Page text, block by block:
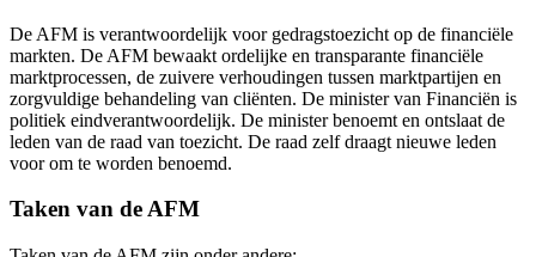
De AFM is verantwoordelijk voor gedragstoezicht op de financiële
markten. De AFM bewaakt ordelijke en transparante financiële
marktprocessen, de zuivere verhoudingen tussen marktpartijen en
zorgvuldige behandeling van cliënten. De minister van Financiën is
politiek eindverantwoordelijk. De minister benoemt en ontslaat de
leden van de raad van toezicht. De raad zelf draagt nieuwe leden
voor om te worden benoemd.
Taken van de AFM